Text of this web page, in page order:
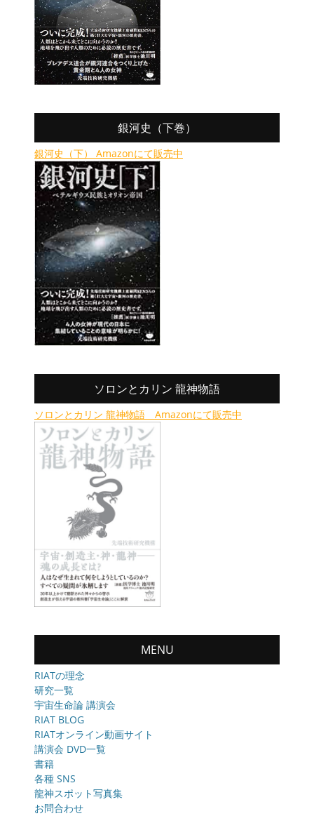
銀河史（下巻）
銀河史（下） Amazonにて販売中
ソロンとカリン 龍神物語
ソロンとカリン 龍神物語 Amazonにて販売中
MENU
RIATの理念
研究一覧
宇宙生命論 講演会
RIAT BLOG
RIATオンライン動画サイト
講演会 DVD一覧
書籍
各種 SNS
龍神スポット写真集
お問合わせ